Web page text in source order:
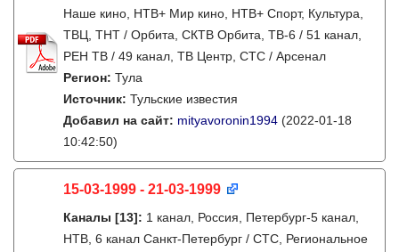
Наше кино, НТВ+ Мир кино, НТВ+ Спорт, Культура,
ТВЦ, ТНТ / Орбита, СКТВ Орбита, ТВ-6 / 51 канал,
РЕН ТВ / 49 канал, ТВ Центр, СТС / Арсенал
Регион: Тула
Источник: Тульские известия
Добавил на сайт: mityavoronin1994 (2022-01-18
10:42:50)
15-03-1999 - 21-03-1999
Каналы [13]: 1 канал, Россия, Петербург-5 канал,
НТВ, 6 канал Санкт-Петербург / СТС, Региональное